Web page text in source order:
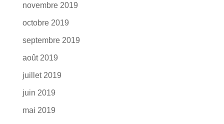
novembre 2019
octobre 2019
septembre 2019
août 2019
juillet 2019
juin 2019
mai 2019